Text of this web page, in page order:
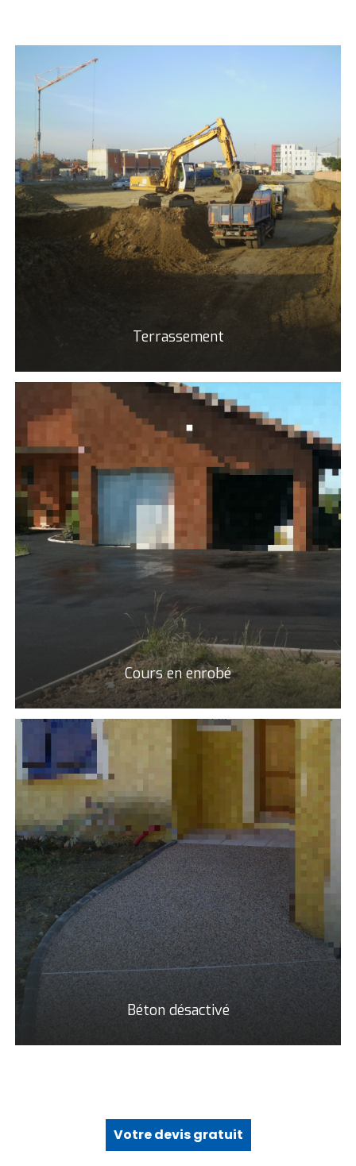
Terrassement
Cours en enrobé
Béton désactivé
Votre devis gratuit